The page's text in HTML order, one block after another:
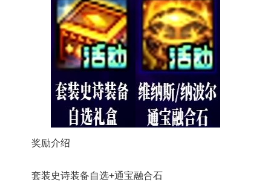
奖励介绍
套装史诗装备自选+通宝融合石